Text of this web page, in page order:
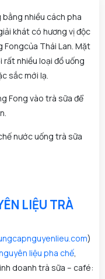
nhiều cách pha
khát có hương vị độc
Fongcủa Thái Lan. Mặt
rất nhiều loại đồ uống
sắc mới lạ.
Fong vào trà sữa để
LIỆU TRÀ
)
liệu pha chế,
doanh trà sữa – café: